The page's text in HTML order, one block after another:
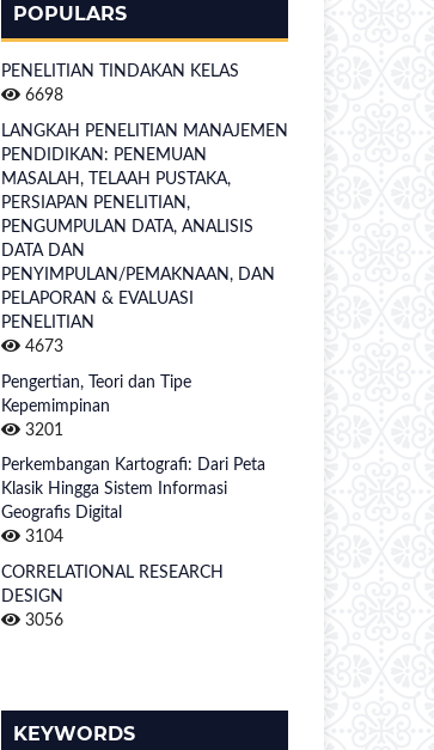
POPULARS
PENELITIAN TINDAKAN KELAS
6698
LANGKAH PENELITIAN MANAJEMEN
PENDIDIKAN: PENEMUAN
MASALAH, TELAAH PUSTAKA,
PERSIAPAN PENELITIAN,
PENGUMPULAN DATA, ANALISIS
DATA DAN
PENYIMPULAN/PEMAKNAAN, DAN
PELAPORAN & EVALUASI
PENELITIAN
4673
Pengertian, Teori dan Tipe
Kepemimpinan
3201
Perkembangan Kartografi: Dari Peta
Klasik Hingga Sistem Informasi
Geografis Digital
3104
CORRELATIONAL RESEARCH
DESIGN
3056
KEYWORDS